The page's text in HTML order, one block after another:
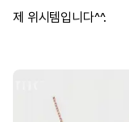
제 위시템입니다^^.